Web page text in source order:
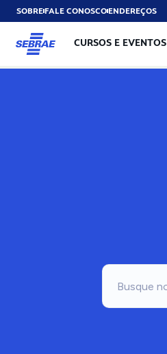
SOBREFALE CONOSCOENDEREÇOS
CURSOS E EVENTOS